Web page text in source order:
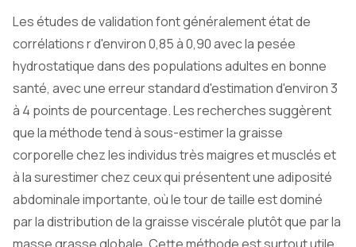
Les études de validation font généralement état de
corrélations r d'environ 0,85 à 0,90 avec la pesée
hydrostatique dans des populations adultes en bonne
santé, avec une erreur standard d'estimation d'environ 3
à 4 points de pourcentage. Les recherches suggèrent
que la méthode tend à sous-estimer la graisse
corporelle chez les individus très maigres et musclés et
à la surestimer chez ceux qui présentent une adiposité
abdominale importante, où le tour de taille est dominé
par la distribution de la graisse viscérale plutôt que par la